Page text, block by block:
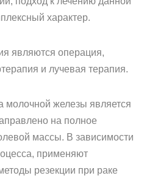
характер.
являются операция,
и лучевая терапия.
молочной железы является
на полное
массы. В зависимости
применяют
резекции при раке